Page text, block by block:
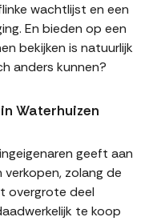
wachtlijst en een
En bieden op een
bekijken is natuurlijk
anders kunnen?
Waterhuizen
geeft aan
zolang de
overgrote deel
te koop